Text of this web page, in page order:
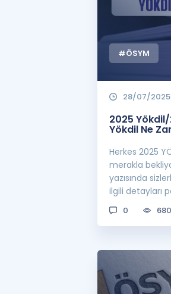
#ÖSYM
28/07/2025
2025
Yökdil Ne
Herkes 2025
merakla
yazısında
ilgili detayları
0